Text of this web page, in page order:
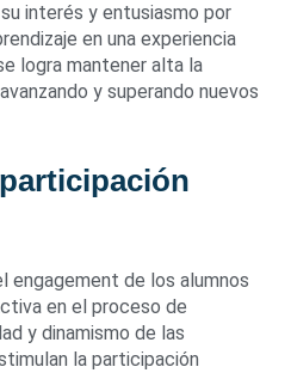
interés y entusiasmo por
en una experiencia
logra mantener alta la
y superando nuevos
engagement de los alumnos
en el proceso de
y dinamismo de las
la participación